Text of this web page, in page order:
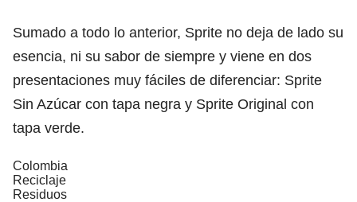
Sumado a todo lo anterior, Sprite no deja de lado su
esencia, ni su sabor de siempre y viene en dos
presentaciones muy fáciles de diferenciar: Sprite
Sin Azúcar con tapa negra y Sprite Original con
tapa verde.
Colombia
Reciclaje
Residuos